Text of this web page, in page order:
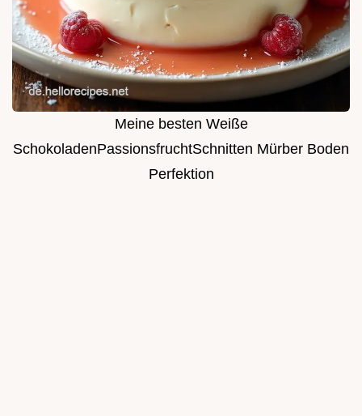
Meine besten Weiße
SchokoladenPassionsfruchtSchnitten Mürber Boden
Perfektion